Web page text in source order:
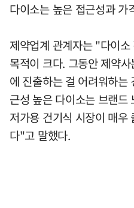
다이소는 높은 접근성과 가
제약업계 관계자는 "다이
목적이 크다. 그동안 제약
에 진출하는 걸 어려워하는
근성 높은 다이소는 브랜
저가용 건기식 시장이 매우
다"고 말했다.